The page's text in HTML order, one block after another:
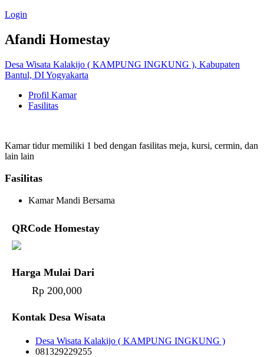
Login
Afandi Homestay
Desa Wisata Kalakijo ( KAMPUNG INGKUNG ), Kabupaten
Bantul, DI Yogyakarta
Profil Kamar
Fasilitas
Kamar tidur memiliki 1 bed dengan fasilitas meja, kursi, cermin, dan
lain lain
Fasilitas
Kamar Mandi Bersama
QRCode Homestay
Harga Mulai Dari
Rp 200,000
Kontak Desa Wisata
Desa Wisata Kalakijo ( KAMPUNG INGKUNG )
081329229255